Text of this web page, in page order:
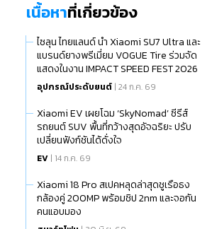
เนื้อหาที่เกี่ยวข้อง
ไซลุน ไทยแลนด์ นำ Xiaomi SU7 Ultra และ
แบรนด์ยางพรีเมี่ยม VOGUE Tire ร่วมจัด
แสดงในงาน IMPACT SPEED FEST 2026
อุปกรณ์ประดับยนต์ | 24 ก.ค. 69
Xiaomi EV เผยโฉม ‘SkyNomad’ ซีรีส์
รถยนต์ SUV พื้นที่กว้างสุดอัจฉริยะ ปรับ
เปลี่ยนฟังก์ชันได้ดั่งใจ
EV | 14 ก.ค. 69
Xiaomi 18 Pro สเปคหลุดล่าสุดชูเรือธง
กล้องคู่ 200MP พร้อมชิป 2nm และจอกัน
คนแอบมอง